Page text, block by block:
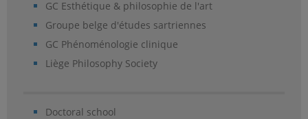
GC Esthétique & philosophie de l'art
Groupe belge d'études sartriennes
GC Phénoménologie clinique
Liège Philosophy Society
Doctoral school